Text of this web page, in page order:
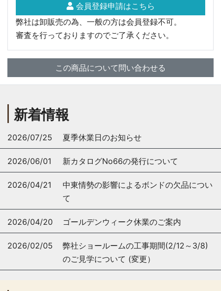
会員登録申請はこちら
弊社は卸販売の為、一般の方は会員登録不可。
審査を行っておりますのでご了承ください。
この商品について問い合わせる
新着情報
2026/07/25 夏季休業日のお知らせ
2026/06/01 新カタログNo66の発行について
2026/04/21
中東情勢の影響によるボンドの欠品につい
て
2026/04/20 ゴールデンウィーク休業のご案内
2026/02/05
弊社ショールームの工事期間(2/12～3/8)
のご見学について (変更）